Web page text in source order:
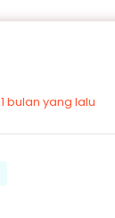
1 bulan yang lalu